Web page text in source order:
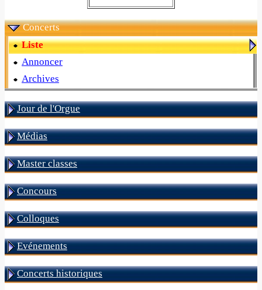
Concerts
Liste
Annoncer
Archives
Jour de l'Orgue
Médias
Master classes
Concours
Colloques
Evénements
Concerts historiques